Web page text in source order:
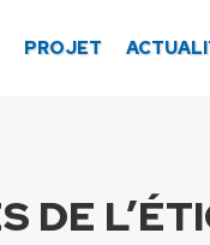
PROJET
DE